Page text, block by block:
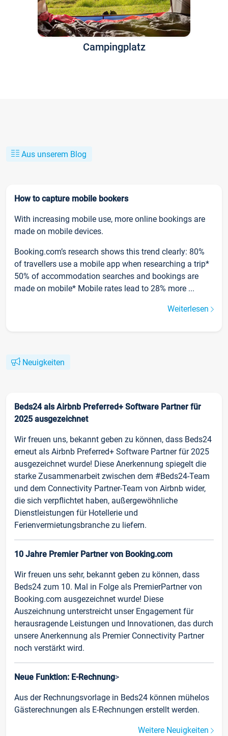
Campingplatz
Aus unserem Blog
How to capture mobile bookers
With increasing mobile use, more online bookings are
made on mobile devices.
Booking.com’s research shows this trend clearly: 80%
of travellers use a mobile app when researching a trip*
50% of accommodation searches and bookings are
made on mobile* Mobile rates lead to 28% more ...
Weiterlesen
Neuigkeiten
Beds24 als Airbnb Preferred+ Software Partner für
2025 ausgezeichnet
Wir freuen uns, bekannt geben zu können, dass Beds24
erneut als Airbnb Preferred+ Software Partner für 2025
ausgezeichnet wurde! Diese Anerkennung spiegelt die
starke Zusammenarbeit zwischen dem #Beds24-Team
und dem Connectivity Partner-Team von Airbnb wider,
die sich verpflichtet haben, außergewöhnliche
Dienstleistungen für Hotellerie und
Ferienvermietungsbranche zu liefern.
10 Jahre Premier Partner von Booking.com
Wir freuen uns sehr, bekannt geben zu können, dass
Beds24 zum 10. Mal in Folge als PremierPartner von
Booking.com ausgezeichnet wurde! Diese
Auszeichnung unterstreicht unser Engagement für
herausragende Leistungen und Innovationen, das durch
unsere Anerkennung als Premier Connectivity Partner
noch verstärkt wird.
Neue Funktion: E-Rechnung>
Aus der Rechnungsvorlage in Beds24 können mühelos
Gästerechnungen als E-Rechnungen erstellt werden.
Weitere Neuigkeiten